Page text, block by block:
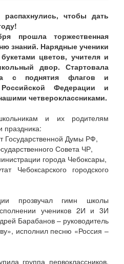
распахнулись, чтобы дать
прошла торжественная
знаний. Нарядные ученики
цветов, учителя и
двор. Стартовала
с поднятия флагов и
Федерации и
четвероклассниками.
и их родителям
праздника:
Государственной Думы РФ,
Совета ЧР,
города Чебоксары,
Чебоксарского городского
прозвучал гимн школы
учеников 2И и 3И
Барабанов – руководитель
исполнил песню «Россия –
группа первоклассников,